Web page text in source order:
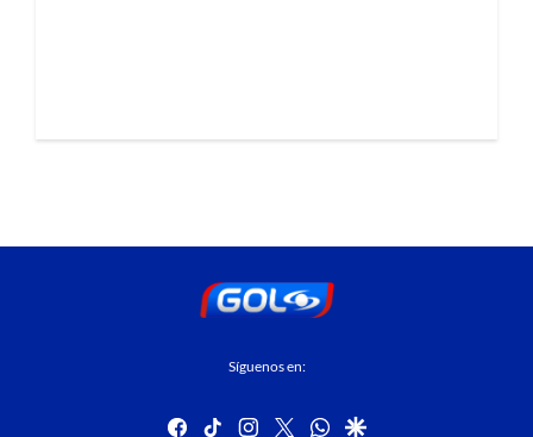
Síguenos en:
facebook
tiktok instagram
twitterwhatsapp
google